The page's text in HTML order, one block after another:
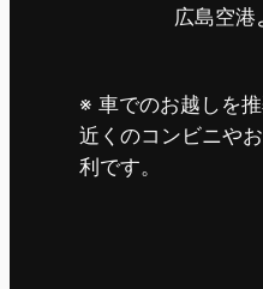
広島空港
※ 車でのお越しを推
近くのコンビニや
利です。